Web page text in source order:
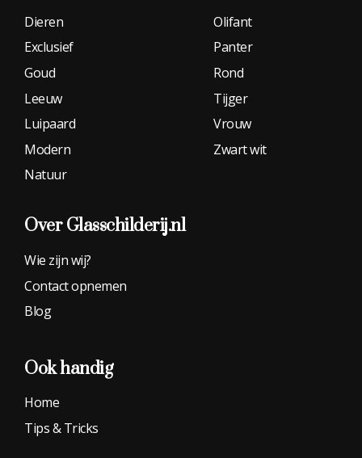
Dieren
Exclusief
Goud
Leeuw
Luipaard
Modern
Natuur
Olifant
Panter
Rond
Tijger
Vrouw
Zwart wit
Over Glasschilderij.nl
Wie zijn wij?
Contact opnemen
Blog
Ook handig
Home
Tips & Tricks